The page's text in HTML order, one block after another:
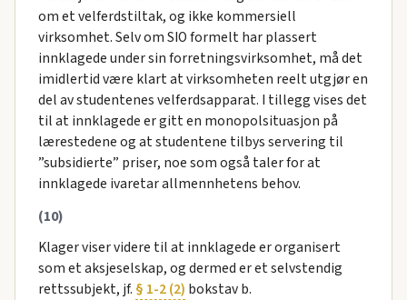
om et velferdstiltak, og ikke kommersiell
virksomhet. Selv om SIO formelt har plassert
innklagede under sin forretningsvirksomhet, må det
imidlertid være klart at virksomheten reelt utgjør en
del av studentenes velferdsapparat. I tillegg vises det
til at innklagede er gitt en monopolsituasjon på
lærestedene og at studentene tilbys servering til
”subsidierte” priser, noe som også taler for at
innklagede ivaretar allmennhetens behov.
(10)
Klager viser videre til at innklagede er organisert
som et aksjeselskap, og dermed er et selvstendig
rettssubjekt, jf. § 1-2 (2) bokstav b.